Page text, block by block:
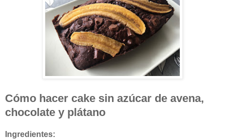
Cómo hacer cake sin azúcar de avena,
chocolate y plátano
Ingredientes: